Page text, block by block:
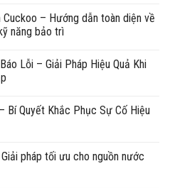
Cuckoo – Hướng dẫn toàn diện về
năng bảo trì
Lỗi – Giải Pháp Hiệu Quả Khi
Bí Quyết Khắc Phục Sự Cố Hiệu
pháp tối ưu cho nguồn nước